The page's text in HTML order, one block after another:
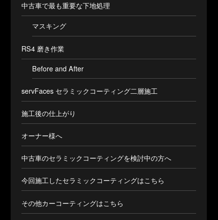
中古車で最も重要な下地処理
マスキング
RS4 磨き作業
Before and After
servFaces セラミックコーティング二層施工
施工後の仕上がり
オーナー様へ
中古車のセラミックコーティングを検討中の方へ
今回施工したセラミックコーティングはこちら
その他カーコーティングはこちら